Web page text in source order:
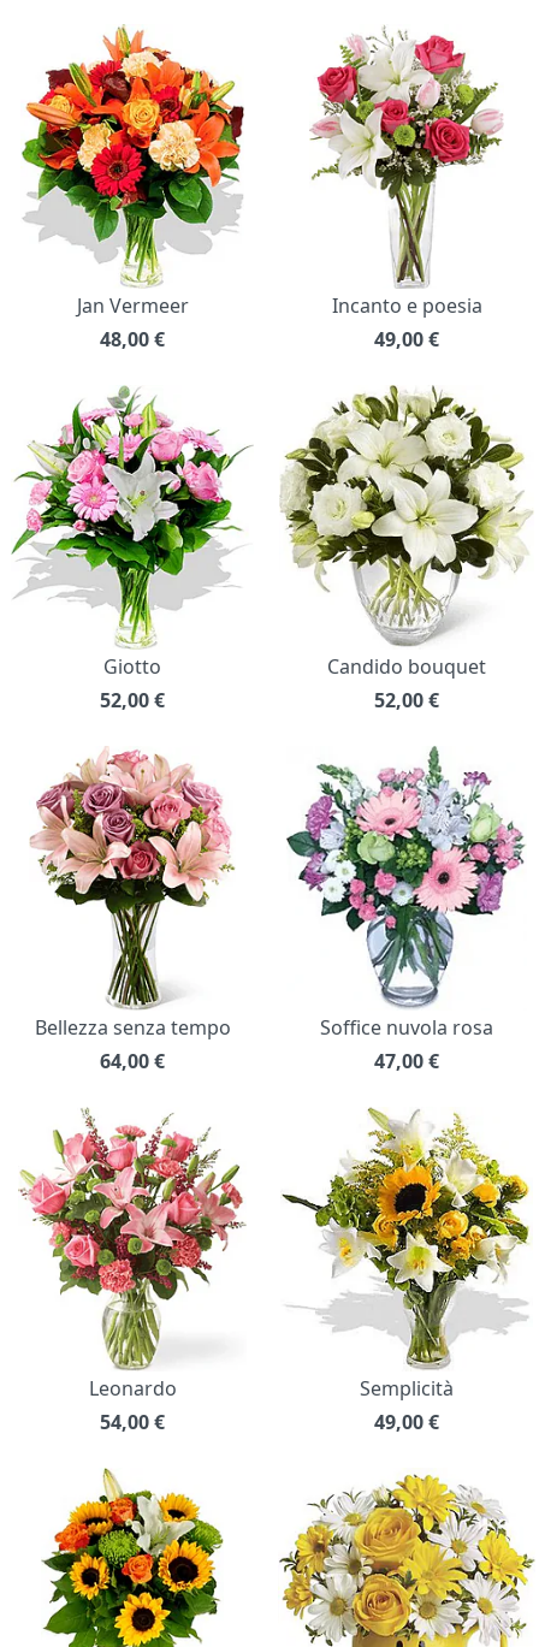
Jan Vermeer
48,00€
Incanto e poesia
49,00€
Giotto
52,00€
Candido bouquet
52,00€
Bellezza senza tempo
64,00€
Soffice nuvola rosa
47,00€
Leonardo
54,00€
Semplicità
49,00€